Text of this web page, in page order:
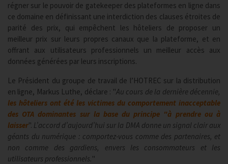
régner sur le pouvoir de gatekeeper des plateformes en ligne dans
ce domaine en définissant une interdiction des clauses étroites de
parité des prix, qui empêchent les hôteliers de proposer un
meilleur prix sur leurs propres canaux que la plateforme, et en
offrant aux utilisateurs professionnels un meilleur accès aux
données générées par leurs inscriptions.
Le Président du groupe de travail de l’HOTREC sur la distribution
en ligne, Markus Luthe, déclare : "Au cours de la dernière décennie,
les hôteliers ont été les victimes du comportement inacceptable
des OTA dominantes sur la base du principe "à prendre ou à
laisser". L’accord d’aujourd’hui sur la DMA donne un signal clair aux
géants du numérique : comportez-vous comme des partenaires, et
non comme des gardiens, envers les consommateurs et les
utilisateurs professionnels."